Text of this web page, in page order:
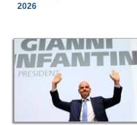
2026